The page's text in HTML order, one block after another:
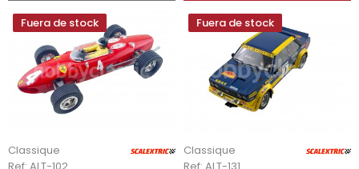
Fuera de stock
Classique
Fuera de stock
Classique